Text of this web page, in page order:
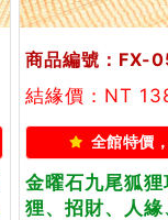
商品編號：FX-
結緣價：NT
全館特價
金曜石九尾狐
狸、招財、人